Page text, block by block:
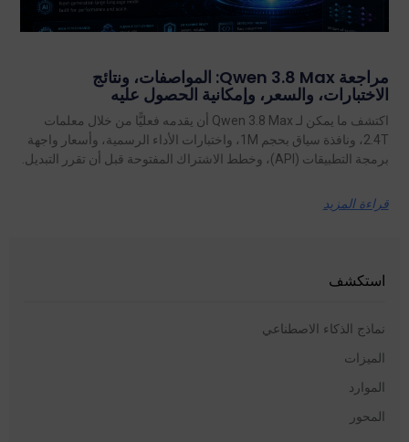
مراجعة Qwen 3.8 Max: المواصفات، ونتائج
الاختبارات، والسعر، وإمكانية الحصول عليه
اكتشف ما يمكن لـ Qwen 3.8 Max أن يقدمه فعليًّا من خلال معلمات
2.4T، ونافذة سياق بحجم 1M، واختبارات الأداء الرسمية، وأسعار واجهة
برمجة التطبيقات (API)، وخطط الاشتراك المفتوحة قبل أن تقرر التبديل.
قراءة المزيد
استكشف
نماذج الذكاء الاصطناعي
الميزات
الموارد
المحور